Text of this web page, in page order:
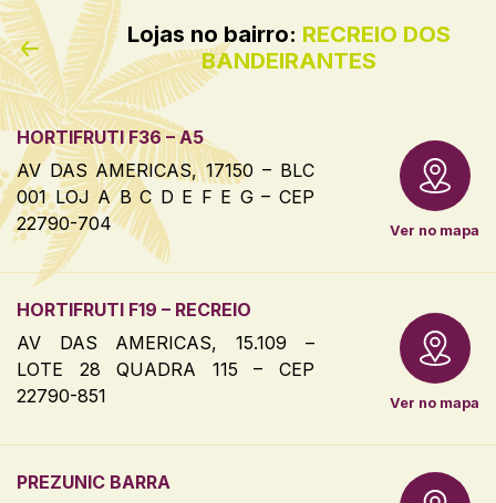
Lojas no bairro: RECREIO DOS
BANDEIRANTES
HORTIFRUTI F36 – A5
AV DAS AMERICAS, 17150 – BLC
001 LOJ A B C D E F E G – CEP
22790-704
Ver no mapa
HORTIFRUTI F19 – RECREIO
AV DAS AMERICAS, 15.109 –
LOTE 28 QUADRA 115 – CEP
22790-851
Ver no mapa
PREZUNIC BARRA